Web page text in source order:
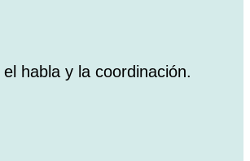
habla y la coordinación.